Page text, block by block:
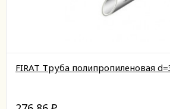
FIRAT Труба полипропиленовая